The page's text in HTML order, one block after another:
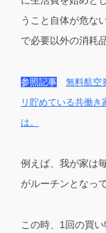
うこと自体が危な
で必要以外の消耗
参照記事
無料航空
リ貯めている共働き
は。
例えば、我が家は
がルーチンとなっ
この時、1回の買